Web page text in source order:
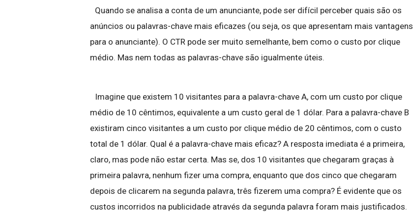
Quando se analisa a conta de um anunciante, pode ser difícil perceber quais são os
anúncios ou palavras-chave mais eficazes (ou seja, os que apresentam mais vantagens
para o anunciante). O CTR pode ser muito semelhante, bem como o custo por clique
médio. Mas nem todas as palavras-chave são igualmente úteis.
Imagine que existem 10 visitantes para a palavra-chave A, com um custo por clique
médio de 10 cêntimos, equivalente a um custo geral de 1 dólar. Para a palavra-chave B
existiram cinco visitantes a um custo por clique médio de 20 cêntimos, com o custo
total de 1 dólar. Qual é a palavra-chave mais eficaz? A resposta imediata é a primeira,
claro, mas pode não estar certa. Mas se, dos 10 visitantes que chegaram graças à
primeira palavra, nenhum fizer uma compra, enquanto que dos cinco que chegaram
depois de clicarem na segunda palavra, três fizerem uma compra? É evidente que os
custos incorridos na publicidade através da segunda palavra foram mais justificados.